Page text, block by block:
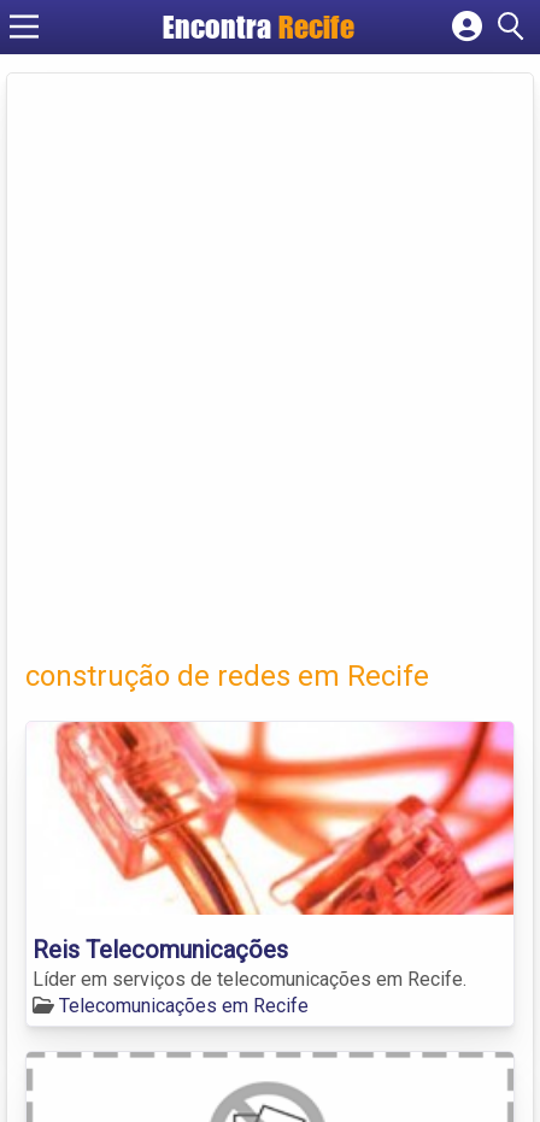
Encontra Recife
Cadastrar empresa
construção de redes em Recife
Reis Telecomunicações
Líder em serviços de telecomunicações em Recife.
Telecomunicações em Recife